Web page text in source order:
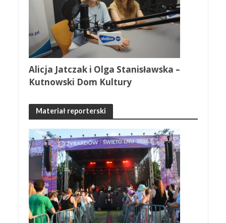
Alicja Jatczak i Olga Stanisławska –
Kutnowski Dom Kultury
Materiał reporterski